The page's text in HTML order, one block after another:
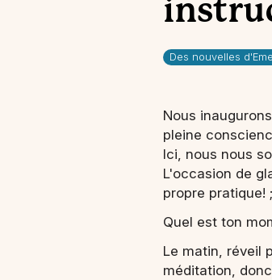
Des nouvelles
Nous
pleine
Ici, nous nous
L'occasion de
propre pratique!
Quel est ton
Le matin, réveil
méditation,